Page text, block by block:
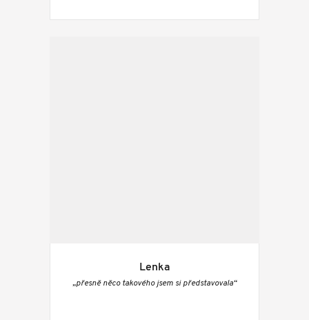
Lenka
„přesně něco takového jsem si představovala“